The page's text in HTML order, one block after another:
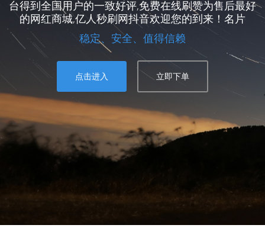
台得到全国用户的一致好评,免费在线刷赞为售后最好
的网红商城,亿人秒刷网抖音欢迎您的到来！名片
稳定、安全、值得信赖
点击进入 立即下单